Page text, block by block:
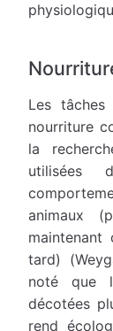
Les
nourriture
la
utilisées
animaux
tard)
noté que
décotées
rend